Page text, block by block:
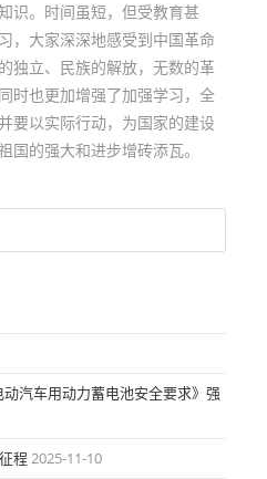
识。时间虽短，但受教育甚
，大家深深地感受到中国革命
独立、民族的解放，无数的革
时也更加增强了加强学习，全
要以实际行动，为国家的建设
国的强大和进步增砖添瓦。
汽车用动力蓄电池安全要求》强
程2025-11-10